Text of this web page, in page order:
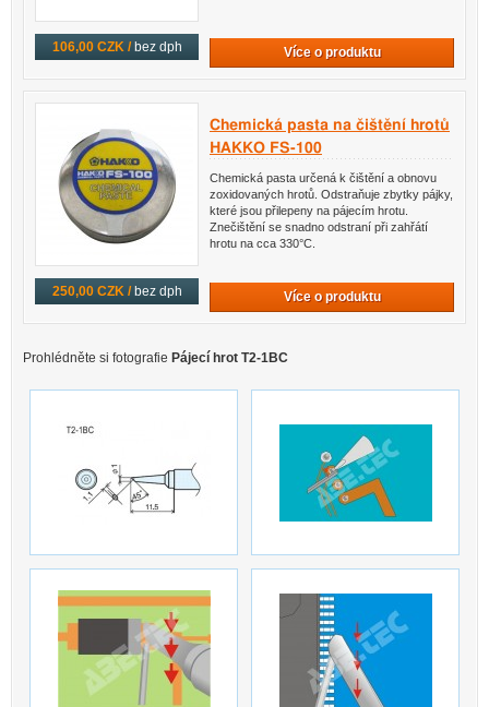
106,00 CZK / bez dph Více o produktu
250,00 CZK / bez dph
Chemická pasta na čištění hrotů
HAKKO FS-100
Chemická pasta určená k čištění a obnovu
zoxidovaných hrotů. Odstraňuje zbytky pájky,
které jsou přilepeny na pájecím hrotu.
Znečištění se snadno odstraní při zahřátí
hrotu na cca 330°C.
Více o produktu
Prohlédněte si fotografie Pájecí hrot T2-1BC